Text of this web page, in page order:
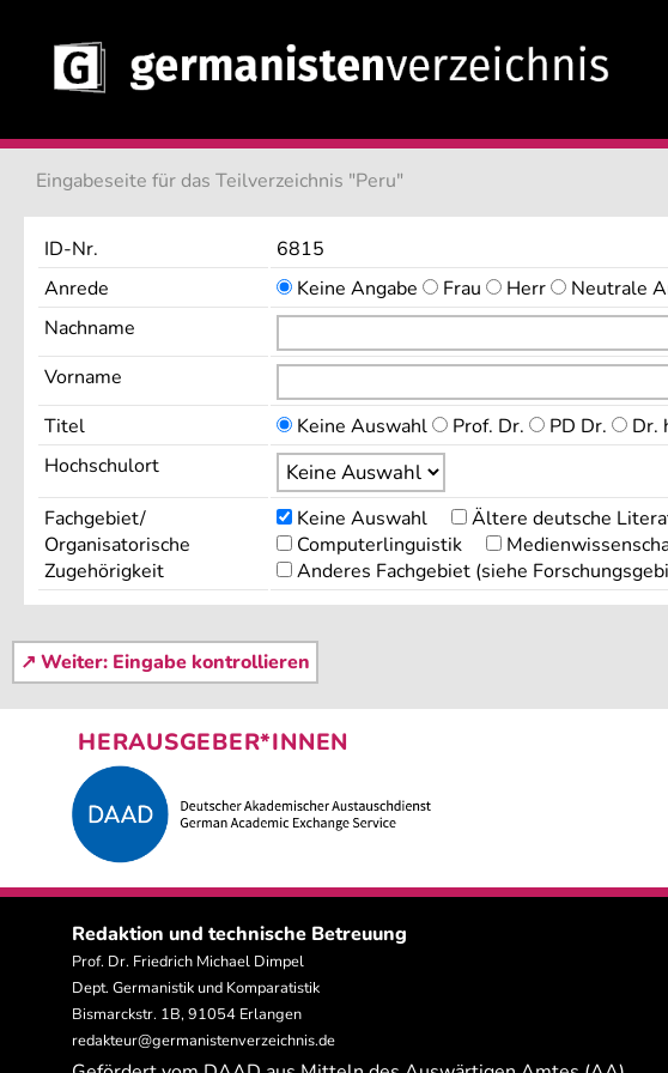
Eingabeseite für das Teilverzeichnis "Peru"
ID-Nr.
6815
Anrede
Keine Angabe Frau Herr
Neutrale
Nachname
Vorname
Titel
Keine Auswahl Prof. Dr. PD Dr. Dr.
Hochschulort
Fachgebiet/
Organisatorische
Zugehörigkeit
Keine Auswahl Ältere deutsche
Computerlinguistik
Anderes Fachgebiet (siehe
HERAUSGEBER*INNEN
Redaktion und technische Betreuung
Prof. Dr. Friedrich Michael Dimpel
Dept. Germanistik und Komparatistik
Bismarckstr. 1B, 91054 Erlangen
redakteur@germanistenverzeichnis.de